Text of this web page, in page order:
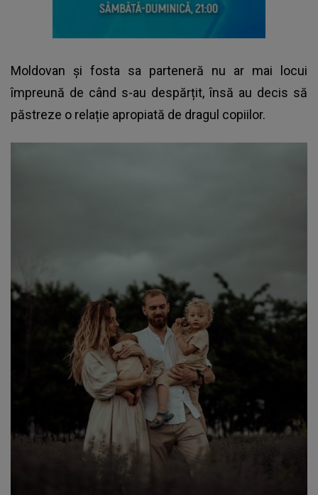
Moldovan și fosta sa parteneră nu ar mai locui
împreună de când s-au despărțit, însă au decis să
păstreze o relație apropiată de dragul copiilor.